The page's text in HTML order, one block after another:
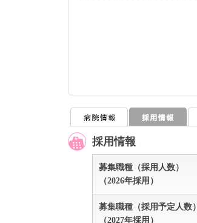
採用情報
募集職種（採用人数）
（2026年採用）
募集職種（採用予定人数）
（2027年採用）